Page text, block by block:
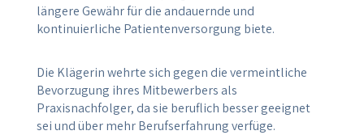
längere Gewähr für die andauernde und
kontinuierliche Patientenversorgung biete.
Die Klägerin wehrte sich gegen die vermeintliche
Bevorzugung ihres Mitbewerbers als
Praxisnachfolger, da sie beruflich besser geeignet
sei und über mehr Berufserfahrung verfüge.